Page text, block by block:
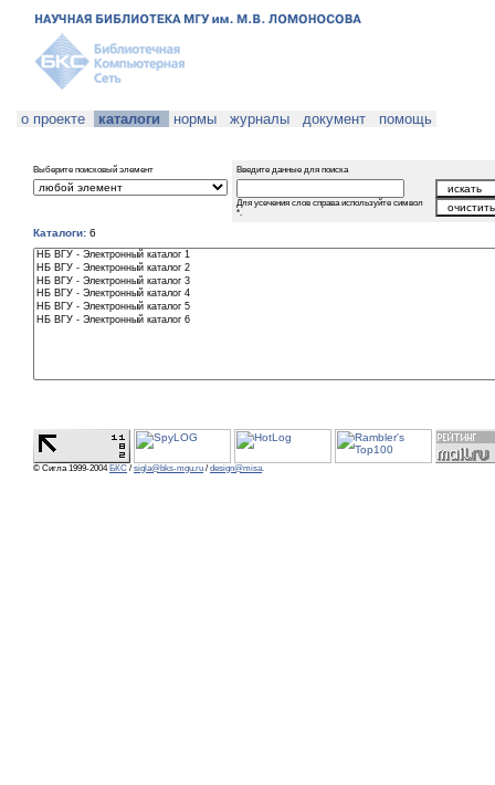
о проекте каталоги нормы журналы документ помощь
Выберите поисковый элемент Введите данные для поиска
Для усечения слов справа используйте символ
*.
Каталоги: 6
© Сигла 1999-2004 БКС / sigla@bks-mgu.ru / design@misa.